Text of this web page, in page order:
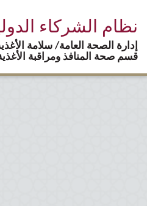
نظام الشركاء
إدارة الصحة العامة/ سلامة
قسم صحة المنافذ ومراقبة